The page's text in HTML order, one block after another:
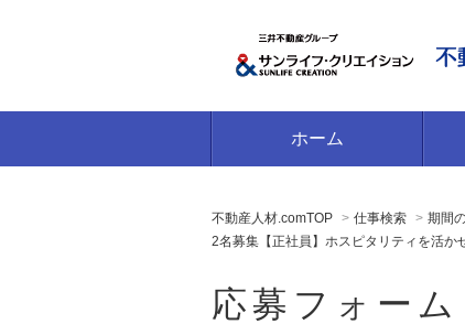
ホーム
不動産人材.comTOP 仕事検索
期間
2名募集【正社員】ホスピタリティを活
応募フォーム